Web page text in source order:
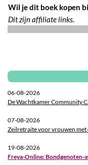
Wil je dit boek kopen
Dit zijn affiliate links.
06-08-2026
De Wachtkamer Community
07-08-2026
Zeilretraite voor vrouwen
19-08-2026
Freya-Online: Bondgenoten-